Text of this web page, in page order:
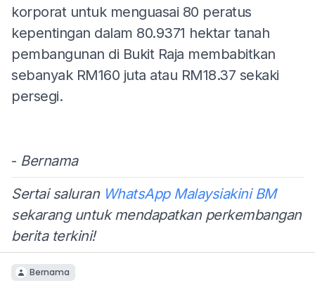
korporat untuk menguasai 80 peratus
kepentingan dalam 80.9371 hektar tanah
pembangunan di Bukit Raja membabitkan
sebanyak RM160 juta atau RM18.37 sekaki
persegi.
- Bernama
Sertai saluran WhatsApp Malaysiakini BM
sekarang untuk mendapatkan perkembangan
berita terkini!
Bernama